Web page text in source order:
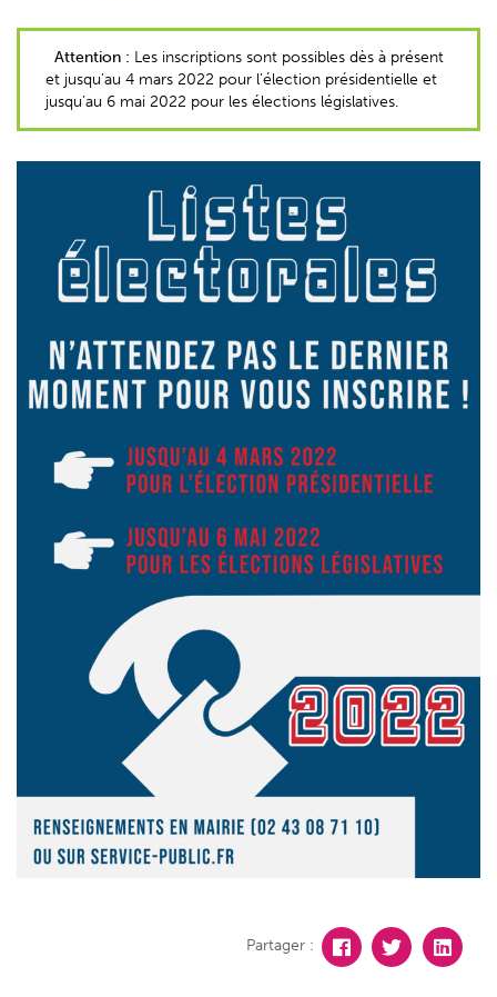
Attention : Les inscriptions sont possibles dès à présent
et jusqu’au 4 mars 2022 pour l’élection présidentielle et
jusqu’au 6 mai 2022 pour les élections législatives.
Partager :